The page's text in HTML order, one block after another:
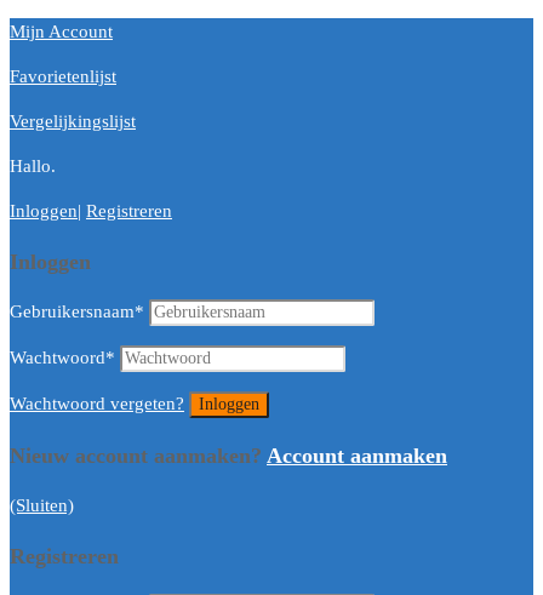
Mijn Account
Favorietenlijst
Vergelijkingslijst
Hallo.
Inloggen| Registreren
Inloggen
Gebruikersnaam*
Wachtwoord*
Wachtwoord vergeten?
Nieuw account aanmaken? Account aanmaken
(Sluiten)
Registreren